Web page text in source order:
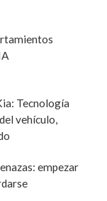
Tecnología
vehículo,
empezar